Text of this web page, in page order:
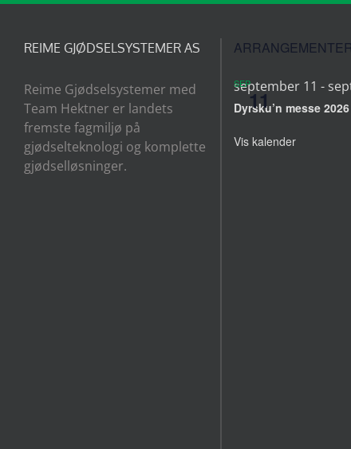
REIME GJØDSELSYSTEMER AS
Reime Gjødselsystemer med
Team Hektner er landets
fremste fagmiljø på
gjødselteknologi og komplette
gjødselløsninger.
SEP
11
september 11 -
Dyrsku’n messe 2026
Vis kalender